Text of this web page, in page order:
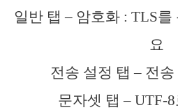
일반 탭 – 암호화 : TLS를
요
전송 설정 탭 – 전
문자셋 탭 – UTF-